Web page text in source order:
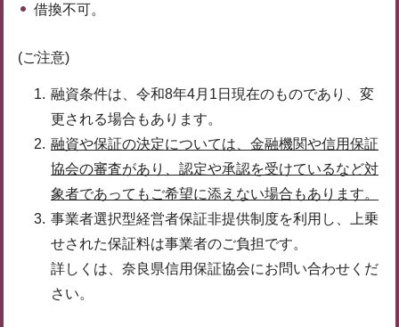
借換不可。
(ご注意)
融資条件は、令和8年4月1日現在のものであり、変
更される場合もあります。
融資や保証の決定については、金融機関や信用保証
協会の審査があり、認定や承認を受けているなど対
象者であってもご希望に添えない場合もあります。
事業者選択型経営者保証非提供制度を利用し、上乗
せされた保証料は事業者のご負担です。
詳しくは、奈良県信用保証協会にお問い合わせくだ
さい。